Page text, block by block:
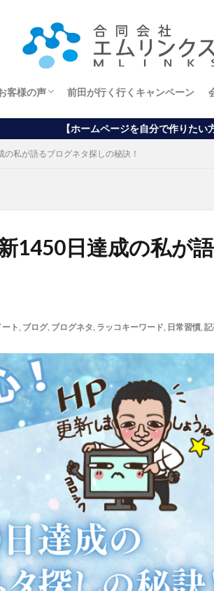
客様の声
エステサロンオーナー様
ホームページから
ブログから
アメブロから
前田が行く行くキャンペーン
ホームページを自分で作りたい方向け】ワー
私が語るブログネタ探しの秘訣！
1450日達成の私が語
ト, ブログ, ブログネタ, ラッコキーワード, 日常習慣,